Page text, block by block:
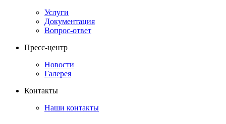
Услуги
Документация
Вопрос-ответ
Пресс-центр
Новости
Галерея
Контакты
Наши контакты